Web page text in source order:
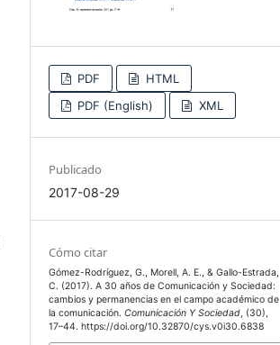
PDF
HTML
PDF (English)
XML
Publicado
2017-08-29
Cómo citar
Gómez-Rodríguez, G., Morell, A. E., & Gallo-Estrada,
C. (2017). A 30 años de Comunicación y Sociedad:
cambios y permanencias en el campo académico de
la comunicación.Comunicación Y Sociedad, (30),
17–44. https://doi.org/10.32870/cys.v0i30.6838